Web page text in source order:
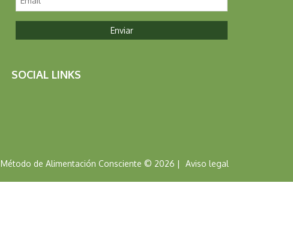
SOCIAL LINKS
Método de Alimentación Consciente © 2026 | Aviso legal